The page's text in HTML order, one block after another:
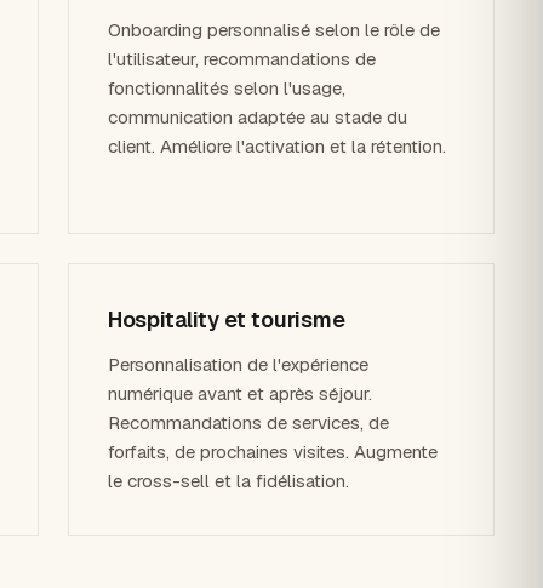
Onboarding personnalisé selon le rôle de
l'utilisateur, recommandations de
fonctionnalités selon l'usage,
communication adaptée au stade du
client. Améliore l'activation et la rétention.
Hospitality et tourisme
Personnalisation de l'expérience
numérique avant et après séjour.
Recommandations de services, de
forfaits, de prochaines visites. Augmente
le cross-sell et la fidélisation.